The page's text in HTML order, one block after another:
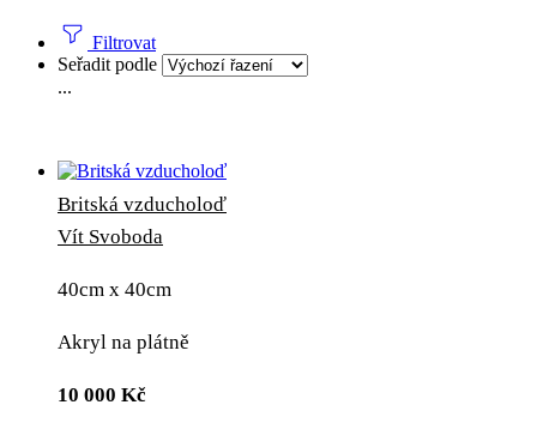
Filtrovat
Seřadit podle
...
Britská vzducholoď
Vít Svoboda
40cm x 40cm
Akryl na plátně
10 000 Kč